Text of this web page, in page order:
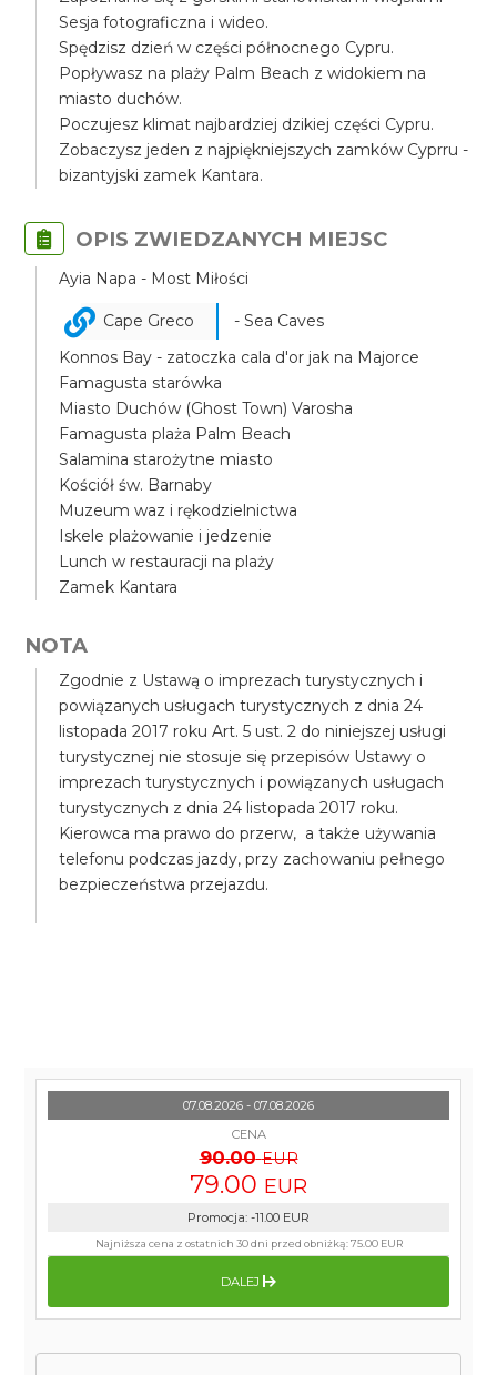
Sesja fotograficzna i wideo.
Spędzisz dzień w części północnego Cypru.
Popływasz na plaży Palm Beach z widokiem na
miasto duchów.
Poczujesz klimat najbardziej dzikiej części Cypru.
Zobaczysz jeden z najpiękniejszych zamków Cyprru -
bizantyjski zamek Kantara.
OPIS ZWIEDZANYCH MIEJSC
Ayia Napa - Most Miłości
Cape Greco
- Sea Caves
Konnos Bay - zatoczka cala d'or jak na Majorce
Famagusta starówka
Miasto Duchów (Ghost Town) Varosha
Famagusta plaża Palm Beach
Salamina starożytne miasto
Kościół św. Barnaby
Muzeum waz i rękodzielnictwa
Iskele plażowanie i jedzenie
Lunch w restauracji na plaży
Zamek Kantara
NOTA
Zgodnie z Ustawą o imprezach turystycznych i
powiązanych usługach turystycznych z dnia 24
listopada 2017 roku Art. 5 ust. 2 do niniejszej usługi
turystycznej nie stosuje się przepisów Ustawy o
imprezach turystycznych i powiązanych usługach
turystycznych z dnia 24 listopada 2017 roku.
Kierowca ma prawo do przerw, a także używania
telefonu podczas jazdy, przy zachowaniu pełnego
bezpieczeństwa przejazdu.
07.08.2026 - 07.08.2026
CENA
90.00 EUR
79.00 EUR
Promocja: -11.00 EUR
Najniższa cena z ostatnich 30 dni przed obniżką:75.00 EUR
DALEJ